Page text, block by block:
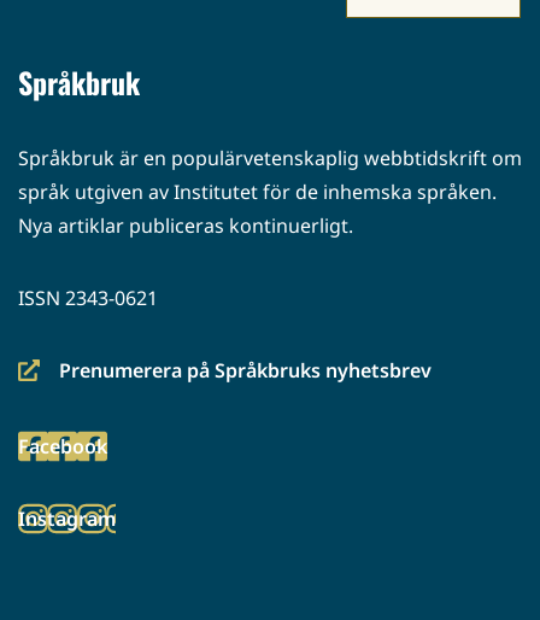
Språkbruk
Språkbruk är en populärvetenskaplig webbtidskrift om
språk utgiven av Institutet för de inhemska språken.
Nya artiklar publiceras kontinuerligt.
ISSN 2343-0621
Prenumerera på Språkbruks nyhetsbrev
(siirryt
palveluun)
Facebook
(siirryt
palveluun)
Instagram
(siirryt